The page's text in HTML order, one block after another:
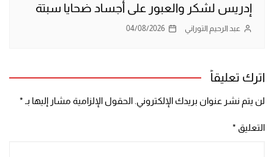
إدريس لشكر والعبور على أجساد ضحايا سبتة
عبد الرحيم التوراني 04/08/2026
اترك تعليقاً
لن يتم نشر عنوان بريدك الإلكتروني. الحقول الإلزامية مشار إليها بـ *
التعليق *